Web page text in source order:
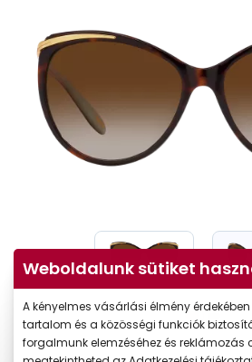
Weboldalunk sütiket
A kényelmes vásárlási élmény
tartalom és a közösségi funkciók
forgalmunk elemzéséhez és reklámozás